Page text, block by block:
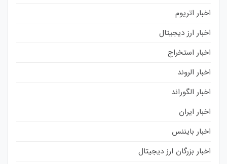
اخبار اتریوم
اخبار ارز دیجیتال
اخبار استخراج
اخبار الروند
اخبار الگوراند
اخبار ایران
اخبار بایننس
اخبار بزرگان ارز دیجیتال